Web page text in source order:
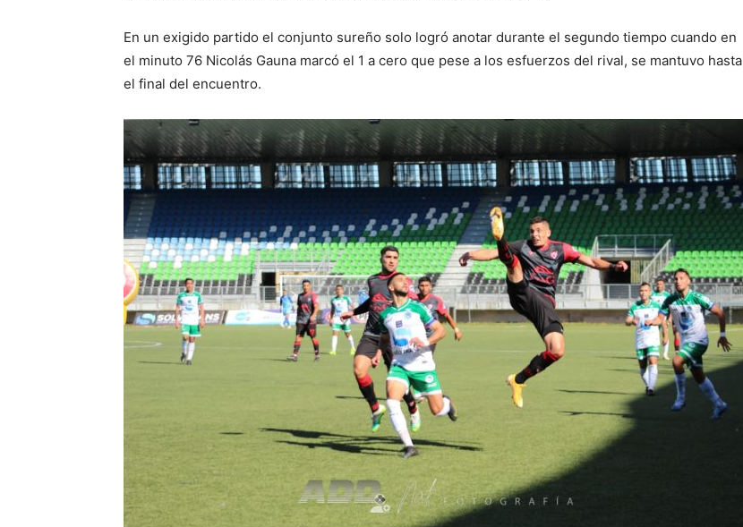
En un exigido partido el conjunto sureño solo logró anotar durante el segundo tiempo cuando en
el minuto 76 Nicolás Gauna marcó el 1 a cero que pese a los esfuerzos del rival, se mantuvo hasta
el final del encuentro.